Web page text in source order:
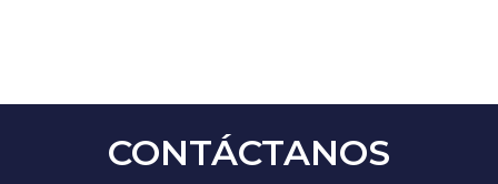
CONTÁCTANOS